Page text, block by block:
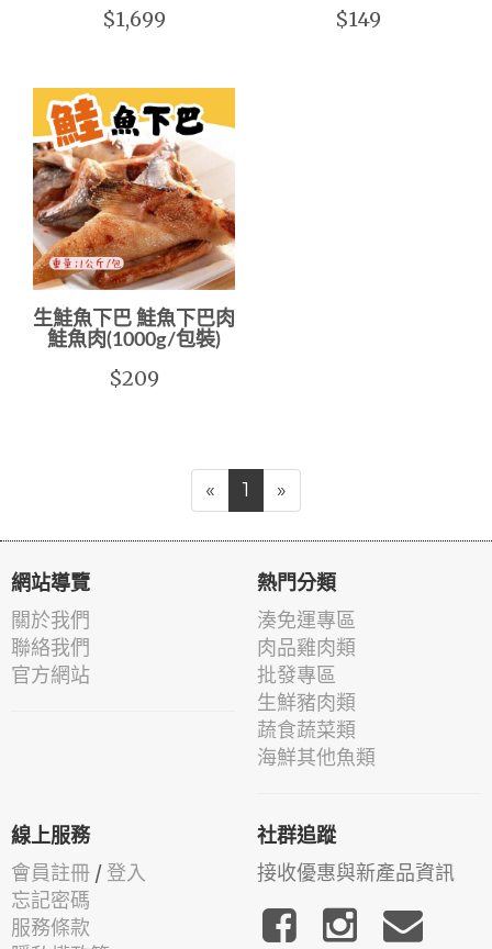
$1,699 $149
生鮭魚下巴 鮭魚下巴肉
鮭魚肉(1000g/包裝)
$209
« 1 »
網站導覽
關於我們
聯絡我們
官方網站
熱門分類
湊免運專區
肉品雞肉類
批發專區
生鮮豬肉類
蔬食蔬菜類
海鮮其他魚類
線上服務
會員註冊 / 登入
忘記密碼
服務條款
社群追蹤
接收優惠與新產品資訊